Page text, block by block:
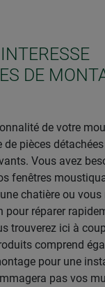
DE
de votre
pièces
Vous avez
fenêtres
chatière ou vous
pour réparer
trouverez ici à
comprend
pour une
pas vos